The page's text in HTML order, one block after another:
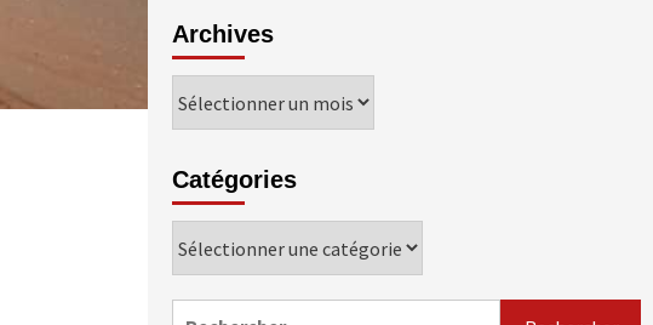
Archives
Archives
Catégories
Catégories